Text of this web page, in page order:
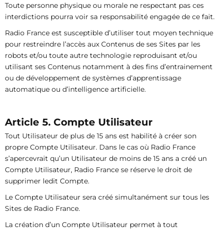
Toute personne physique ou morale ne respectant pas ces
interdictions pourra voir sa responsabilité engagée de ce fait.
Radio France est susceptible d’utiliser tout moyen technique
pour restreindre l’accès aux Contenus de ses Sites par les
robots et/ou toute autre technologie reproduisant et/ou
utilisant ses Contenus notamment à des fins d’entrainement
ou de développement de systèmes d’apprentissage
automatique ou d’intelligence artificielle.
Article 5. Compte Utilisateur
Tout Utilisateur de plus de 15 ans est habilité à créer son
propre Compte Utilisateur. Dans le cas où Radio France
s’apercevrait qu’un Utilisateur de moins de 15 ans a créé un
Compte Utilisateur, Radio France se réserve le droit de
supprimer ledit Compte.
Le Compte Utilisateur sera créé simultanément sur tous les
Sites de Radio France.
La création d’un Compte Utilisateur permet à tout